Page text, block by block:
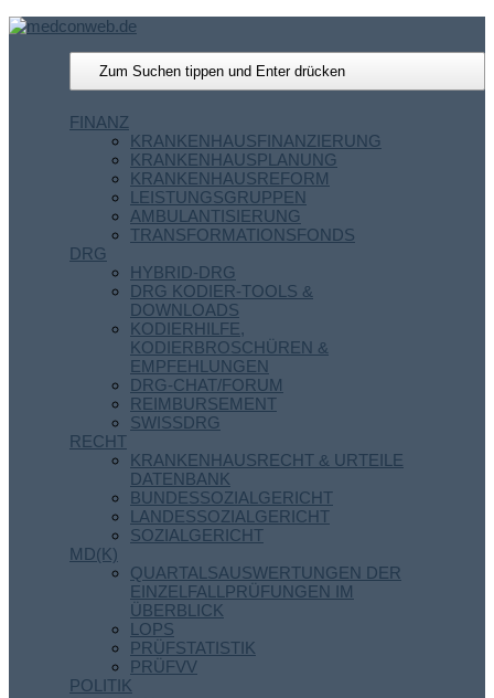
FINANZ
KRANKENHAUSFINANZIERUNG
KRANKENHAUSPLANUNG
KRANKENHAUSREFORM
LEISTUNGSGRUPPEN
AMBULANTISIERUNG
TRANSFORMATIONSFONDS
DRG
HYBRID-DRG
DRG KODIER-TOOLS &
DOWNLOADS
KODIERHILFE,
KODIERBROSCHÜREN &
EMPFEHLUNGEN
DRG-CHAT/FORUM
REIMBURSEMENT
SWISSDRG
RECHT
KRANKENHAUSRECHT & URTEILE
DATENBANK
BUNDESSOZIALGERICHT
LANDESSOZIALGERICHT
SOZIALGERICHT
MD(K)
QUARTALSAUSWERTUNGEN DER
EINZELFALLPRÜFUNGEN IM
ÜBERBLICK
LOPS
PRÜFSTATISTIK
PRÜFVV
POLITIK